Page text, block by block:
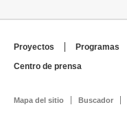
Proyectos Programas
Centro de prensa
Mapa del sitio Buscador